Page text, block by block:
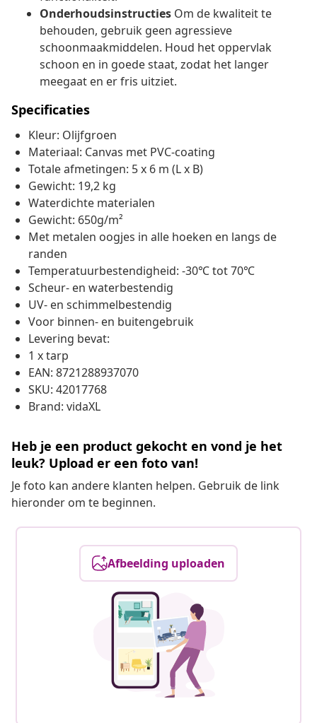
Onderhoudsinstructies Om de kwaliteit te
behouden, gebruik geen agressieve
schoonmaakmiddelen. Houd het oppervlak
schoon en in goede staat, zodat het langer
meegaat en er fris uitziet.
Specificaties
Kleur: Olijfgroen
Materiaal: Canvas met PVC-coating
Totale afmetingen: 5 x 6 m (L x B)
Gewicht: 19,2 kg
Waterdichte materialen
Gewicht: 650g/m²
Met metalen oogjes in alle hoeken en langs de
randen
Temperatuurbestendigheid: -30℃ tot 70℃
Scheur- en waterbestendig
UV- en schimmelbestendig
Voor binnen- en buitengebruik
Levering bevat:
1 x tarp
EAN: 8721288937070
SKU: 42017768
Brand: vidaXL
Heb je een product gekocht en vond je het
leuk? Upload er een foto van!
Je foto kan andere klanten helpen. Gebruik de link
hieronder om te beginnen.
Afbeelding uploaden